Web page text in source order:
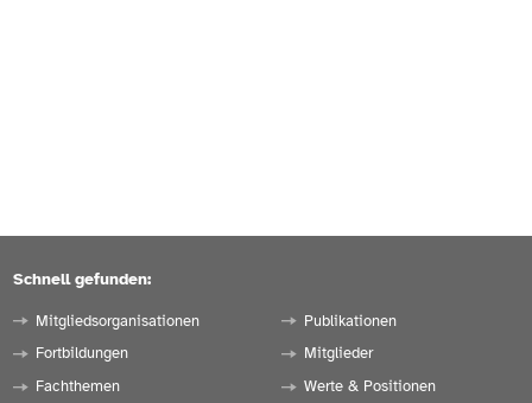
Schnell gefunden:
Mitgliedsorganisationen
Fortbildungen
Fachthemen
Publikationen
Mitglieder
Werte & Positionen